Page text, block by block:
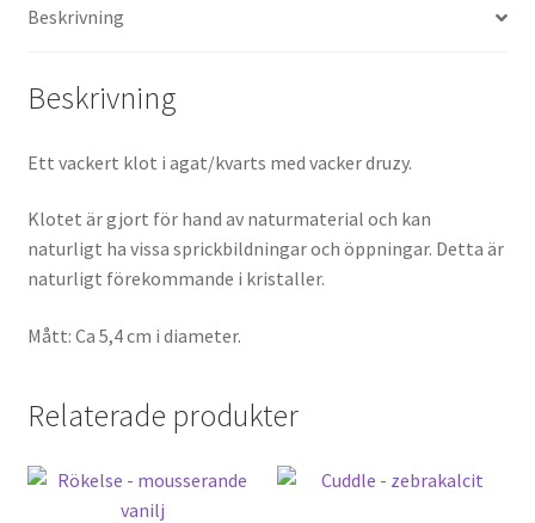
Beskrivning
Beskrivning
Ett vackert klot i agat/kvarts med vacker druzy.
Klotet är gjort för hand av naturmaterial och kan
naturligt ha vissa sprickbildningar och öppningar. Detta är
naturligt förekommande i kristaller.
Mått: Ca 5,4 cm i diameter.
Relaterade produkter